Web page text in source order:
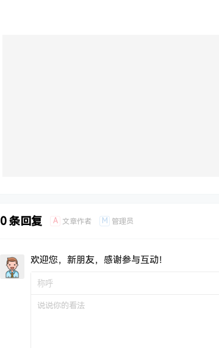
0 条回复 A 文章作者 M 管理员
欢迎您，新朋友，感谢参与互动！